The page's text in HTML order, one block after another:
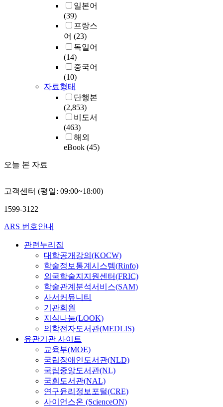
일본어
(39)
프랑스
어 (23)
독일어
(14)
중국어
(10)
자료형태
단행본
(2,853)
비도서
(463)
해외
eBook (45)
오늘 본 자료
고객센터 (평일: 09:00~18:00)
1599-3122
ARS 번호안내
관련누리집
대학공개강의(KOCW)
학술정보통계시스템(Rinfo)
외국학술지지원센터(FRIC)
학술관계분석서비스(SAM)
사서커뮤니티
기관회원
지식나눔(LOOK)
의학전자도서관(MEDLIS)
유관기관 사이트
교육부(MOE)
국립장애인도서관(NLD)
국립중앙도서관(NL)
국회도서관(NAL)
연구윤리정보포털(CRE)
사이언스온 (ScienceON)